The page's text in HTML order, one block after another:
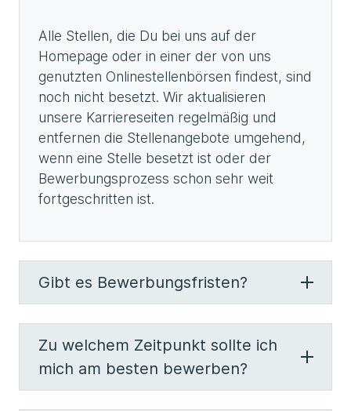
Alle Stellen, die Du bei uns auf der
Homepage oder in einer der von uns
genutzten Onlinestellenbörsen findest, sind
noch nicht besetzt. Wir aktualisieren
unsere Karriereseiten regelmäßig und
entfernen die Stellenangebote umgehend,
wenn eine Stelle besetzt ist oder der
Bewerbungsprozess schon sehr weit
fortgeschritten ist.
Gibt es Bewerbungsfristen?
Zu welchem Zeitpunkt sollte ich
mich am besten bewerben?